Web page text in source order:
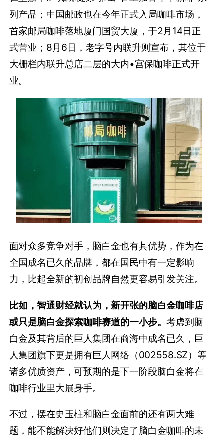
列产品；中国邮政也在今年正式入局咖啡市场，
首家邮局咖啡落地厦门国贸大厦，于2月14日正
式营业；8月6日，老字号内联升则宣布，其位于
大栅栏内联升总店二层的大内•宫保咖啡正式开
业。
面对众多竞争对手，脑白金也有其优势，作为在
全国成名已久的品牌，都在国民中有一定影响
力，比起全新的初创品牌自然更容易引发关注。
比如，智通财经就认为，新开张的脑白金咖啡店
或只是脑白金探索咖啡赛道的一小步。考虑到脑
白金及其背后的巨人集团在商海中成名已久，巨
人集团旗下更是拥有巨人网络（002558.SZ）等
诸多优质资产，可预期的是下一阶段脑白金将在
咖啡行业里大展身手。
不过，摆在史玉柱和脑白金面前的还有两大难
题，能不能解决好他们则决定了脑白金咖啡的未